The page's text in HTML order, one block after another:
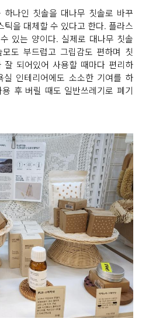
나인 칫솔을 대나무 칫솔로 바꾸
을 대체할 수 있다고 한다. 플라스
있는 양이다. 실제로 대나무 칫솔
도 부드럽고 그립감도 편하며 칫
되어있어 사용할 때마다 편리하
인테리어에도 소소한 기여를 하
후 버릴 때도 일반쓰레기로 폐기